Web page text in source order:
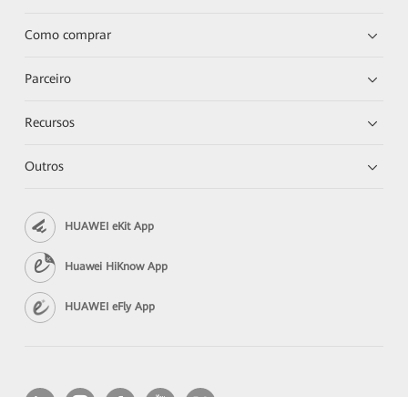
Como comprar
Parceiro
Recursos
Outros
HUAWEI eKit App
Huawei HiKnow App
HUAWEI eFly App